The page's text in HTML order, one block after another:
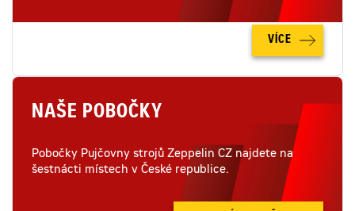
VÍCE
NAŠE POBOČKY
Pobočky Pujčovny strojů Zeppelin CZ najdete na
šestnácti místech v České republice.